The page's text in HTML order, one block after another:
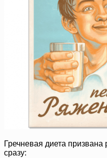
Гречневая диета
сразу: